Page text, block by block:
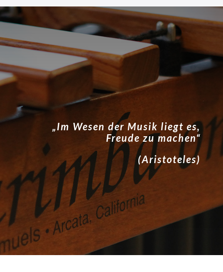
a
n
d
s
u
s
y
m
s
i
„Im Wesen der Musik liegt es,
Freude zu machen“
(Aristoteles)